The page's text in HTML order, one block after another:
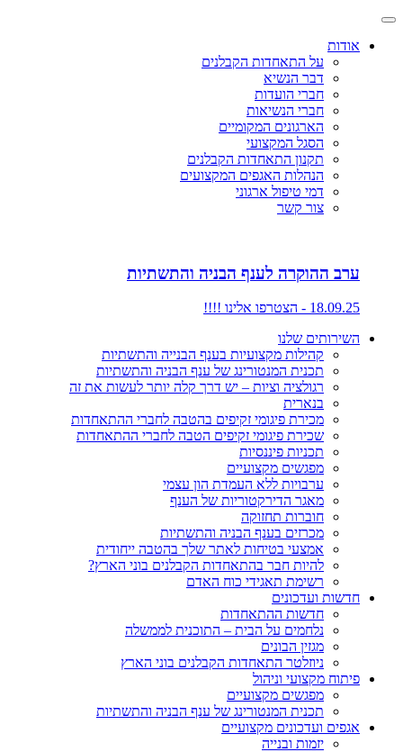
אודות
על התאחדות הקבלנים
דבר הנשיא
חברי הועדות
חברי הנשיאות
הארגונים המקומיים
הסגל המקצועי
תקנון התאחדות הקבלנים
הנהלות האגפים המקצועים
דמי טיפול ארגוני
צור קשר
ערב ההוקרה לענף הבניה והתשתיות
18.09.25 - הצטרפו אלינו !!!!
השירותים שלנו
קהילות מקצועיות בענף הבנייה והתשתיות
תכנית המנטורינג של ענף הבניה והתשתיות
רגולציה וציות – יש דרך קלה יותר לעשות את זה
בנארית
מכירת פיגומי זקיפים בהטבה לחברי ההתאחדות
שכירת פיגומי זקיפים הטבה לחברי ההתאחדות
תכניות פיננסיות
מפגשים מקצועיים
ערבויות ללא העמדת הון עצמי
מאגר הדירקטוריות של הענף
חוברות תחזוקה
מכרזים בענף הבניה והתשתיות
אמצעי בטיחות לאתר שלך בהטבה ייחודית
להיות חבר בהתאחדות הקבלנים בוני הארץ?
רשימת תאגידי כוח האדם
חדשות ועדכונים
חדשות ההתאחדות
נלחמים על הבית – התוכנית לממשלה
מגזין הבונים
ניוזלטר התאחדות הקבלנים בוני הארץ
פיתוח מקצועי וניהול
מפגשים מקצועיים
תכנית המנטורינג של ענף הבניה והתשתיות
אגפים ועדכונים מקצועיים
יזמות ובנייה